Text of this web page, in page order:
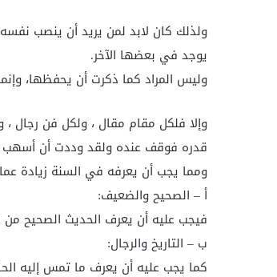
ولذلك كان لابد لمن يريد أن ينصب
يوجد في بعضها الآخر.
وليس المراد كما ذكرت أن يحفظها،
وإلا فلكل مقام مقال ، ولكل فن رجال
قدره فوقف عنده ولقد وددت أن أسهب
ومما يجب أن يعرفه في السنة زيادة
أ – الصحيح والضعيف:
فيجب عليه أن يعرف الحديث الصحيح من
ب – التاريخ والرجال:
كما يجب عليه أن يعرف ما تمس إليه